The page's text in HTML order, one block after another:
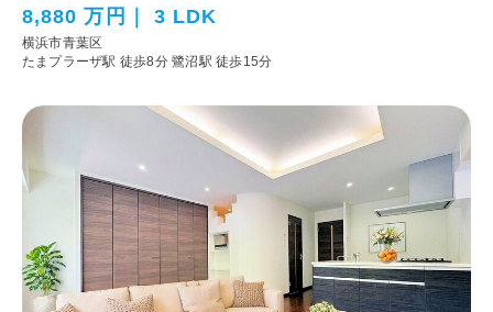
8,880 万円 3 LDK
横浜市青葉区
たまプラーザ駅 徒歩8分鷺沼駅 徒歩15分